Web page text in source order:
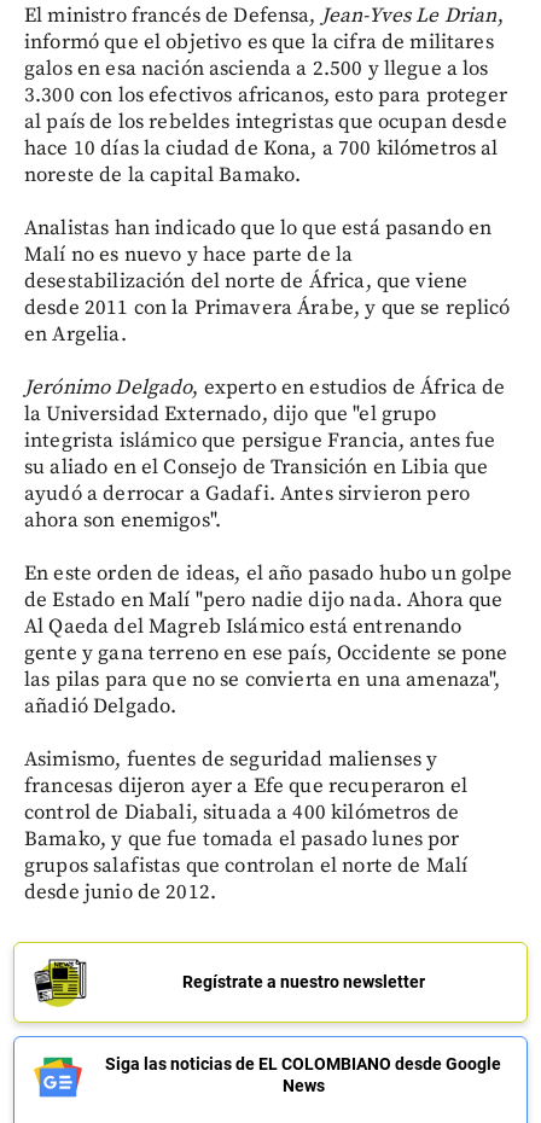
El ministro francés de Defensa, Jean-Yves Le Drian,
informó que el objetivo es que la cifra de militares
galos en esa nación ascienda a 2.500 y llegue a los
3.300 con los efectivos africanos, esto para proteger
al país de los rebeldes integristas que ocupan desde
hace 10 días la ciudad de Kona, a 700 kilómetros al
noreste de la capital Bamako.
Analistas han indicado que lo que está pasando en
Malí no es nuevo y hace parte de la
desestabilización del norte de África, que viene
desde 2011 con la Primavera Árabe, y que se replicó
en Argelia.
Jerónimo Delgado, experto en estudios de África de
la Universidad Externado, dijo que "el grupo
integrista islámico que persigue Francia, antes fue
su aliado en el Consejo de Transición en Libia que
ayudó a derrocar a Gadafi. Antes sirvieron pero
ahora son enemigos".
En este orden de ideas, el año pasado hubo un golpe
de Estado en Malí "pero nadie dijo nada. Ahora que
Al Qaeda del Magreb Islámico está entrenando
gente y gana terreno en ese país, Occidente se pone
las pilas para que no se convierta en una amenaza",
añadió Delgado.
Asimismo, fuentes de seguridad malienses y
francesas dijeron ayer a Efe que recuperaron el
control de Diabali, situada a 400 kilómetros de
Bamako, y que fue tomada el pasado lunes por
grupos salafistas que controlan el norte de Malí
desde junio de 2012.
Regístrate a nuestro newsletter
Siga las noticias de EL COLOMBIANO desde Google
News